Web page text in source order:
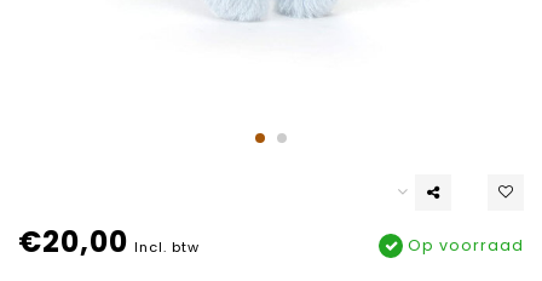
€20,00 Incl. btw Op voorraad